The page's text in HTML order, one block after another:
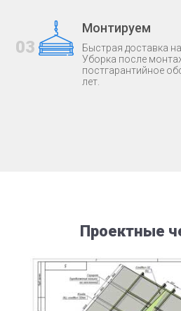
03
Монтируем
Быстрая доставка
Уборка после
постгарантийное
лет.
Проектные